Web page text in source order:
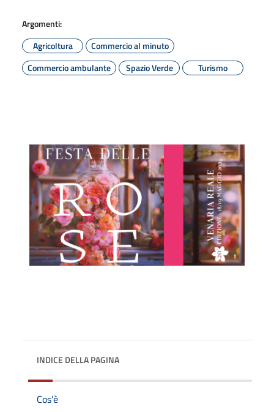
Argomenti:
Agricoltura
Commercio al minuto
Commercio ambulante
Spazio Verde Turismo
INDICE DELLA PAGINA
Cos'è